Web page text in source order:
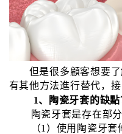
但是很多顧客想要了
有其他方法進行替代，
1、陶瓷牙套的缺點
陶瓷牙套是存在部
（1）使用陶瓷牙